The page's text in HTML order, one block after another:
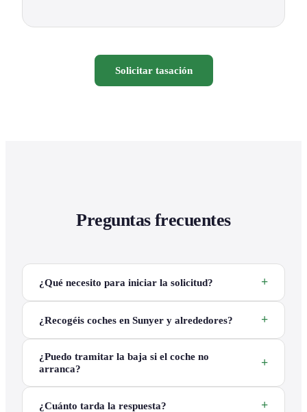
Solicitar tasación
Preguntas frecuentes
¿Qué necesito para iniciar la solicitud?
¿Recogéis coches en Sunyer y alrededores?
¿Puedo tramitar la baja si el coche no
arranca?
¿Cuánto tarda la respuesta?